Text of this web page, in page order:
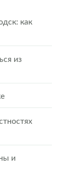
как
из
и